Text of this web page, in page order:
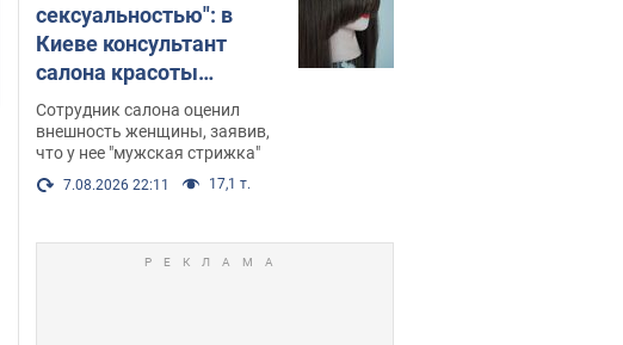
сексуальностью": в
Киеве консультант
салона красоты
оскорбил женщину
после химиотерапии,
разгорелся скандал.
Фото
Сотрудник салона оценил
внешность женщины, заявив,
что у нее "мужская стрижка"
7.08.2026 22:11 17,1 т.